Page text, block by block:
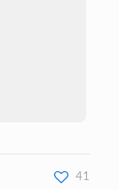
41